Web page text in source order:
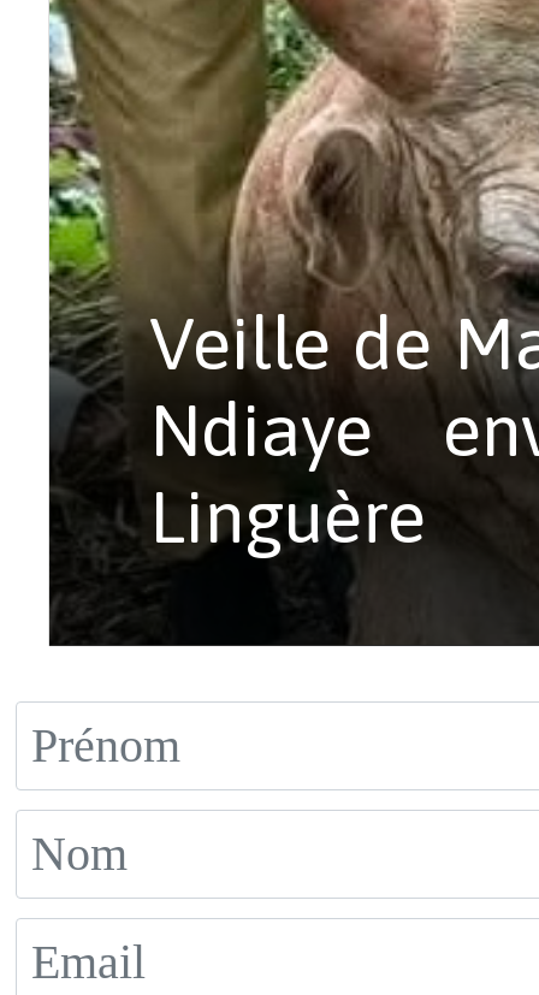
Veille de
Ndiaye
Linguère
Le
Malick